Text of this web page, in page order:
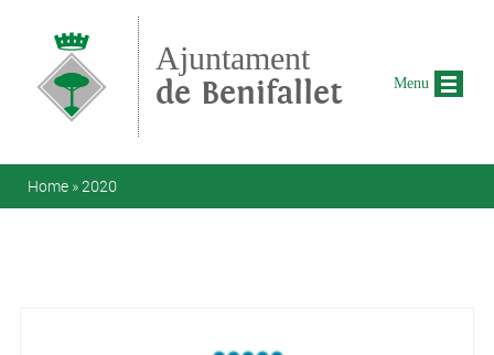
Ajuntament
de Benifallet
You are here
Home »2020
Menu